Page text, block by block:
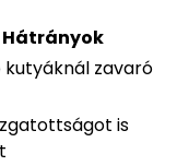
Hátrányok
kutyáknál zavaró
is